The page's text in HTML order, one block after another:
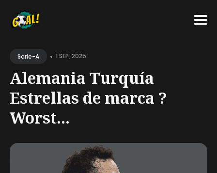
for
Blog
Serie-A • 1 SEP, 2025
Alemania Turquía
Estrellas de marca ?
Worst...